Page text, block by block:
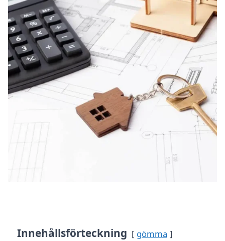
Innehållsförteckning gömma